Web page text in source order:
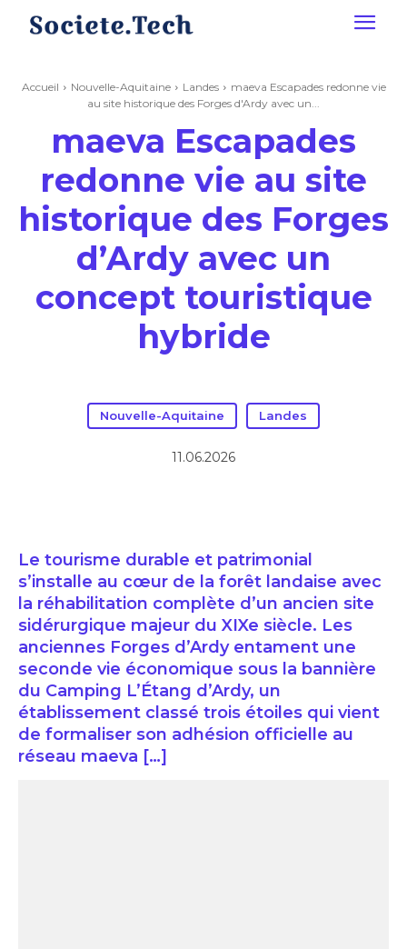
Accueil Nouvelle-Aquitaine Landes
maeva Escapades redonne vie
au site historique des Forges d'Ardy avec un...
maeva Escapades
redonne vie au site
historique des Forges
d’Ardy avec un
concept touristique
hybride
Nouvelle-Aquitaine Landes
11.06.2026
Le tourisme durable et patrimonial
s’installe au cœur de la forêt landaise avec
la réhabilitation complète d’un ancien site
sidérurgique majeur du XIXe siècle. Les
anciennes Forges d’Ardy entament une
seconde vie économique sous la bannière
du Camping L’Étang d’Ardy, un
établissement classé trois étoiles qui vient
de formaliser son adhésion officielle au
réseau maeva […]